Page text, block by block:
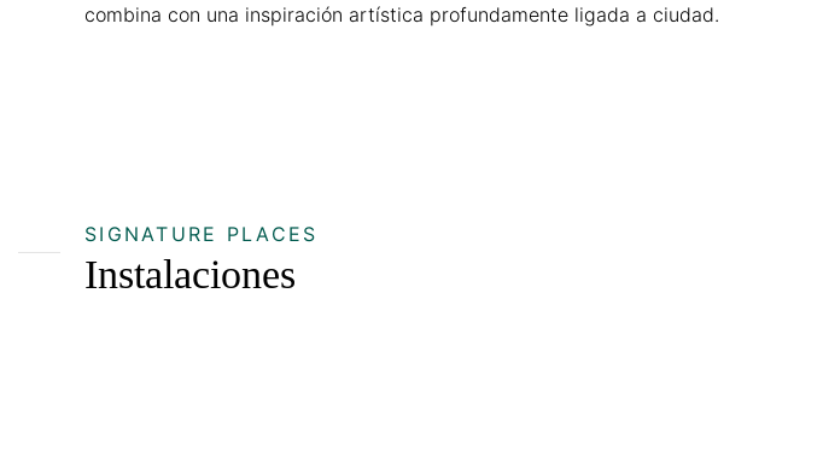
combina con una inspiración artística profundamente ligada a ciudad.
SIGNATURE PLACES
Instalaciones